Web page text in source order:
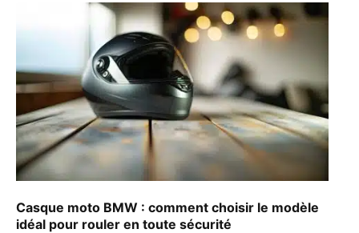
Casque moto BMW : comment choisir le modèle
idéal pour rouler en toute sécurité